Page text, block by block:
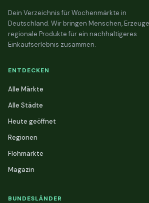
Dein Verzeichnis für Wochenmärkte in
Deutschland. Wir bringen Menschen,
regionale Produkte für ein nachhaltigeres
Einkaufserlebnis zusammen.
ENTDECKEN
Alle Märkte
Alle Städte
Heute geöffnet
Regionen
Flohmärkte
Magazin
BUNDESLÄNDER